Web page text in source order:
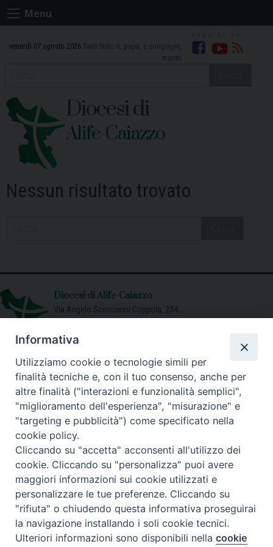
Skip
to
Menu
venerdì 07 agosto 2026 Santi Sisto II, papa, e compagni,
martiri
Facebook
Youtube
RSS
Diocesi di
Alife-Caiazzo
Nessun risultato trovato
Diocesi di Alife-Caiazzo
Via Angelo Scorciarini Coppola, 234
Email:info@diocesialifecaiazzo.it
Preferenze Cookie
Informativa
Utilizziamo cookie o tecnologie simili per
finalità tecniche e, con il tuo consenso, anche per
altre finalità ("interazioni e funzionalità semplici",
"miglioramento dell'esperienza", "misurazione" e
"targeting e pubblicità") come specificato nella
cookie policy.
Cliccando su "accetta" acconsenti all'utilizzo dei
cookie. Cliccando su "personalizza" puoi avere
maggiori informazioni sui cookie utilizzati e
personalizzare le tue preferenze. Cliccando su
"rifiuta" o chiudendo questa informativa proseguirai
la navigazione installando i soli cookie tecnici.
Ulteriori informazioni sono disponibili nellacookie